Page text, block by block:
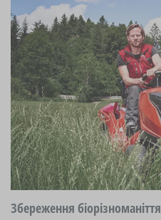
Збереження біорізноманіття